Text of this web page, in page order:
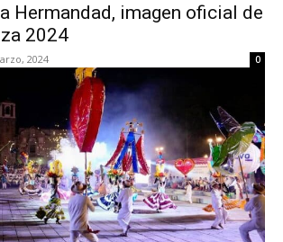
Hermandad, imagen oficial de
2024
2024 0